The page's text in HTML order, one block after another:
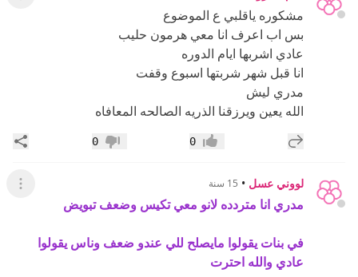
مشكوره ياقلبي ع الموضوع
بس اب اعرف انا معي هرمون حليب
عادي اشربها ايام الدوره
انا قبل شهر شربتها اسبوع وقفت
مدري ليش
الله يعين ويرزقنا الذريه الصالحه المعافاه
إضافة رد جديد إعجاب0 عدم إعجاب
0
لووني عسل • 15 سنة عرض
مدري انا متردده لانو معي تكيس وضعف تبويض
في بنات يقولوا مايصلح للي عندو ضعف وناس يقولوا
عادي والله احترت